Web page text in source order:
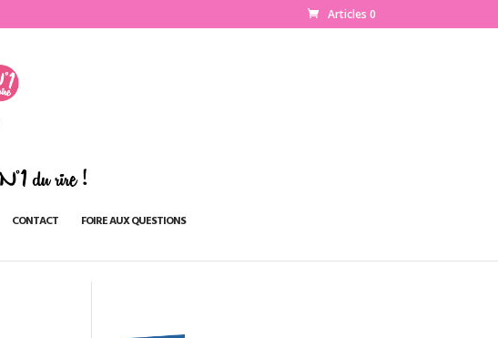
Articles 0
CONTACT FOIRE AUX QUESTIONS